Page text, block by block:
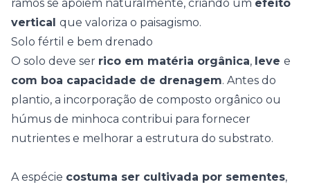
ramos se apoiem naturalmente, criando um efeito
vertical que valoriza o paisagismo.
Solo fértil e bem drenado
O solo deve ser rico em matéria orgânica, leve e
com boa capacidade de drenagem. Antes do
plantio, a incorporação de composto orgânico ou
húmus de minhoca contribui para fornecer
nutrientes e melhorar a estrutura do substrato.
A espécie costuma ser cultivada por sementes,